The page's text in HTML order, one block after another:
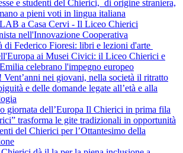
e studenti del Chierici, di origine straniera,
a pieni voti in lingua italiana
a Casa Cervi - Il Liceo Chierici
nell'Innovazione Cooperativa
di Federico Fioresi: libri e lezioni d'arte
ai Musei Civici: il Liceo Chierici e
celebrano l'impegno europeo
nei giovani, nella società il ritratto
e delle domande legate all’età e alla
giornata dell’Europa Il Chierici in prima fila
trasforma le gite tradizionali in opportunità
del Chierici per l’Ottantesimo della